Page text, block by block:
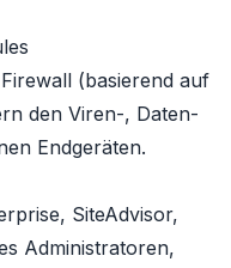
(basierend auf
den Viren-, Daten-
Endgeräten.
SiteAdvisor,
Administratoren,